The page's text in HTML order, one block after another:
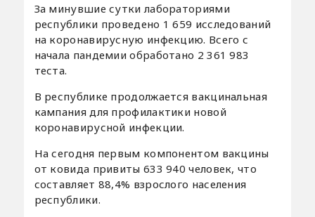
За минувшие сутки лабораториями
республики проведено 1 659 исследований
на коронавирусную инфекцию. Всего с
начала пандемии обработано 2 361 983
теста.
В республике продолжается вакцинальная
кампания для профилактики новой
коронавирусной инфекции.
На сегодня первым компонентом вакцины
от ковида привиты 633 940 человек, что
составляет 88,4% взрослого населения
республики.